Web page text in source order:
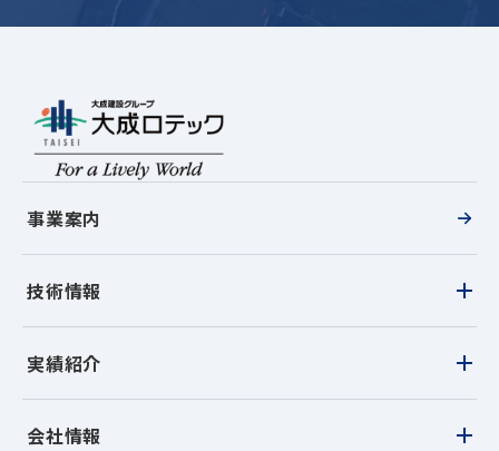
事業案内
技術情報
名前から探す
実績紹介
会社情報